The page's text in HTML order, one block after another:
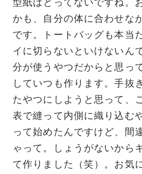
型紙はとってないですね。
かも、自分の体に合わせな
です。トートバッグも本当
イに切らないといけないん
分が使うやつだからと思っ
していつも作ります。手抜
たやつにしようと思って、
表で縫って内側に織り込む
って始めたんですけど、間
ゃって。しょうがないから
て作りました（笑）。お気